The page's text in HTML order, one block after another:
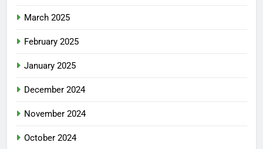
March 2025
February 2025
January 2025
December 2024
November 2024
October 2024